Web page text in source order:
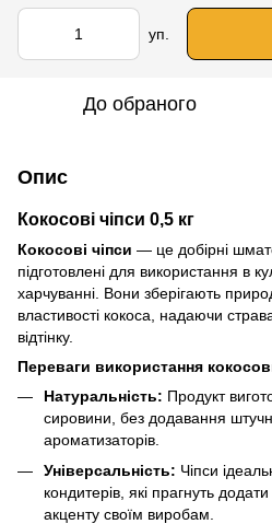
уп.
До обраного
Опис
Кокосові чіпси 0,5 кг
Кокосові чіпси — це добірні
підготовлені для використання в
харчуванні. Вони зберігають
властивості кокоса, надаючи
відтінку.
Переваги використання
Натуральність: Продукт
сировини, без додавання
ароматизаторів.
Універсальність: Чіпси
кондитерів, які прагнуть
акценту своїм виробам.